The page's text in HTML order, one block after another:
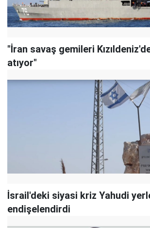
"İran savaş gemileri
atıyor"
İsrail'deki siyasi kriz Yahudi
endişelendirdi